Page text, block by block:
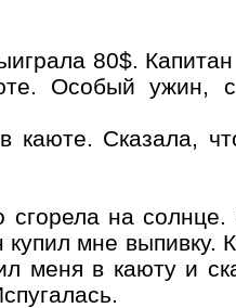
80$. Капитан
Особый ужин,
каюте. Сказала,
сгорела на
мне выпивку.
меня в каюту и